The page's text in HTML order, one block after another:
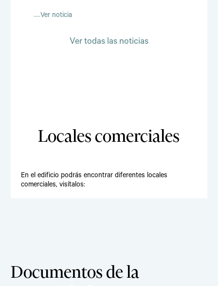
Ver noticia
Ver todas las noticias
Locales comerciales
En el edificio podrás encontrar diferentes locales
comerciales, visítalos:
Documentos de la